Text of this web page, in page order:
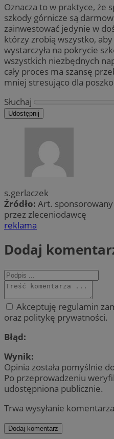
Oznacza to w praktyce, że
szkody górnicze są
zainwestować jedynie w
którzy zrobią wszystko,
wystarczyła na pokrycie
wszystkich niezbędnych
cały proces ma szansę
mniej stresująco dla
Słuchaj
Udostępnij
s.gerlaczek
Źródło: Art.
przez zleceniodawcę
reklama
Dodaj
Akceptuję regulamin
oraz politykę prywatności.
Błąd:
Wynik:
Opinia została pomyślnie
Po przeprowadzeniu
udostępniona publicznie.
Trwa wysyłanie
Dodaj komentarz